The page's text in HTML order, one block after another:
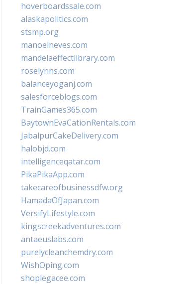
hoverboardssale.com
alaskapolitics.com
stsmp.org
manoelneves.com
mandelaeffectlibrary.com
roselynns.com
balanceyoganj.com
salesforceblogs.com
TrainGames365.com
BaytownEvaCationRentals.com
JabalpurCakeDelivery.com
halobjd.com
intelligenceqatar.com
PikaPikaApp.com
takecareofbusinessdfw.org
HamadaOfJapan.com
VersifyLifestyle.com
kingscreekadventures.com
antaeuslabs.com
purelycleanchemdry.com
WishOping.com
shoplegacee.com